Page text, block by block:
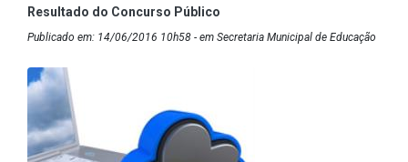
Resultado do Concurso Público
Publicado em: 14/06/2016 10h58 - em Secretaria Municipal de Educação